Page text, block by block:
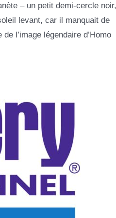
– un petit demi-cercle
levant, car il manquait de
l’image légendaire d’Homo